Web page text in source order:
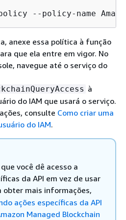
--policy-name
anexe essa política à função
que ela entre em vigor. No
navegue até o serviço do
à
do IAM que usará o serviço.
consulte Como criar uma
do IAM.
você dê acesso a
da API em vez de usar
obter mais informações,
ações específicas da API
Managed Blockchain